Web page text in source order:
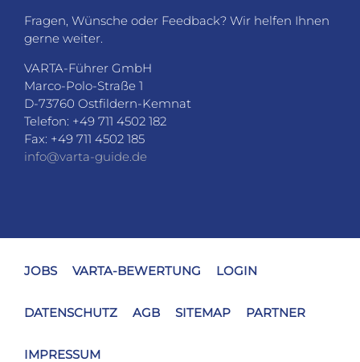
Fragen, Wünsche oder Feedback? Wir helfen Ihnen
gerne weiter.
VARTA-Führer GmbH
Marco-Polo-Straße 1
D-73760 Ostfildern-Kemnat
Telefon: +49 711 4502 182
Fax: +49 711 4502 185
info@varta-guide.de
JOBS VARTA-BEWERTUNG LOGIN
DATENSCHUTZ AGB SITEMAP PARTNER
IMPRESSUM